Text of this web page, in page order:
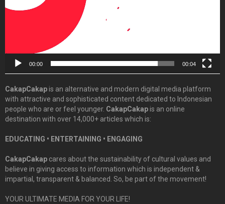
00:00 00:04
CakapCakapis an alternative and modern digital media platform
with attractive and sophisticated content dedicated to Indonesian
people who are or feel younger. CakapCakapis an online
destination with over 14,000+ articles which is:
EDUCATING • ENTERTAINING • ENGAGING
CakapCakap cares about the sustainability of cultural values and
believe in giving access to information which is independent &
impartial, transparent & balanced. So, be part of the movement!
YOUR ULTIMATE MEDIA FOR YOUR LIFE!